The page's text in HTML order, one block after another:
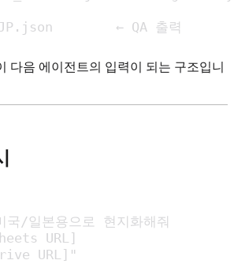
← QA 출력
다음 에이전트의 입력이 되는 구조입니
/일본용으로 현지화해줘
URL]
URL]"